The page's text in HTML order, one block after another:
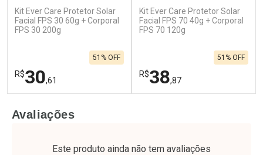
Kit Ever Care Protetor Solar
Facial FPS 30 60g + Corporal
FPS 30 200g
R$30,61
51% OFF
Laboratório
Por Menos
Kit Ever Care Protetor Solar
Facial FPS 70 40g + Corporal
FPS 70 120g
R$38,87
51% OFF
Laboratório
Por Menos
Avaliações
Este produto ainda não tem avaliações